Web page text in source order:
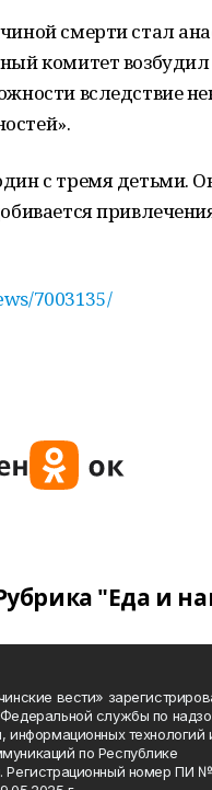
смерти стал
комитет возбудил
вследствие
с тремя детьми.
7003135/
"Еда и
вести»
службы по
информационных технологий
по Республике
Регистрационный номер ПИ